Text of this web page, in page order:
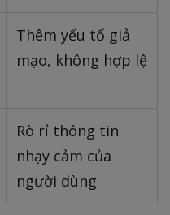
Thêm yếu tố giả
mạo, không hợp lệ
Rò rỉ thông tin
nhạy cảm của
người dùng